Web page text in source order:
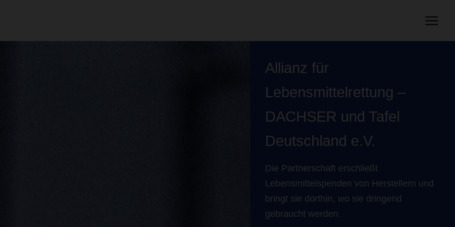
Allianz für
Lebensmittelrettung –
DACHSER und Tafel
Deutschland e.V.
Die Partnerschaft erschließt
Lebensmittelspenden von Herstellern und
bringt sie dorthin, wo sie dringend
gebraucht werden.